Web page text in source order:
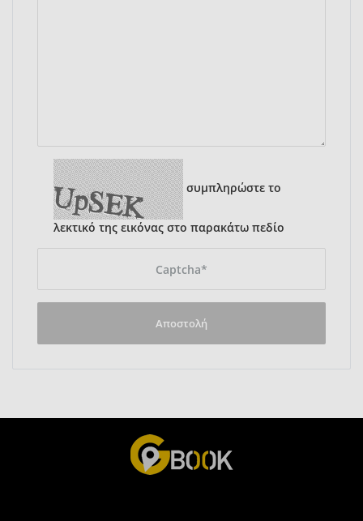
συμπληρώστε το
λεκτικό της εικόνας στο παρακάτω πεδίο
Αποστολή